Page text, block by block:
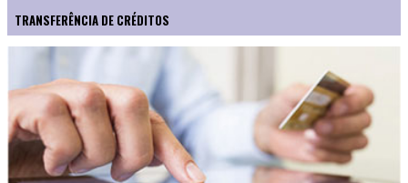
TRANSFERÊNCIA DE CRÉDITOS